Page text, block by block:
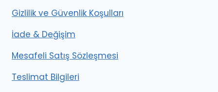
Gizlilik ve Güvenlik Koşulları
İade & Değişim
Mesafeli Satış Sözleşmesi
Teslimat Bilgileri